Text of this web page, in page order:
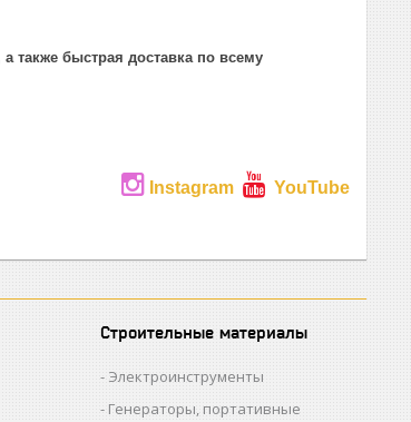
также быстрая доставка по всему
Instagram YouTube
Строительные материалы
Электроинструменты
Генераторы, портативные